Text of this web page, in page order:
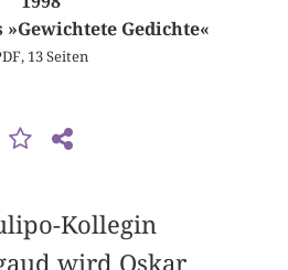
Gedichte«
13 Seiten
Kollegin
wird Oskar